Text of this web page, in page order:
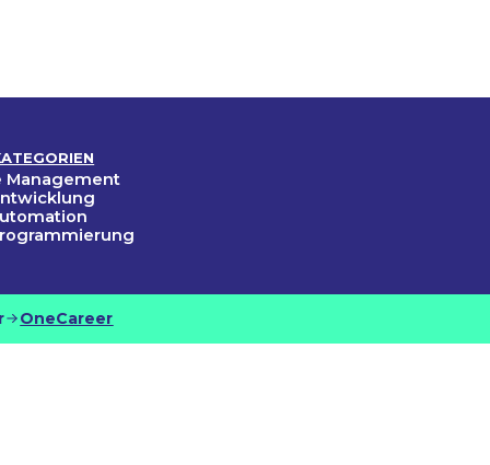
Management
OneCareer